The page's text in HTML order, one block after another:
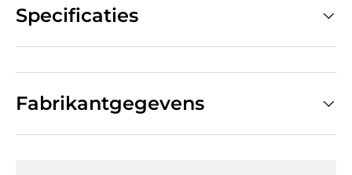
Specificaties
Fabrikantgegevens